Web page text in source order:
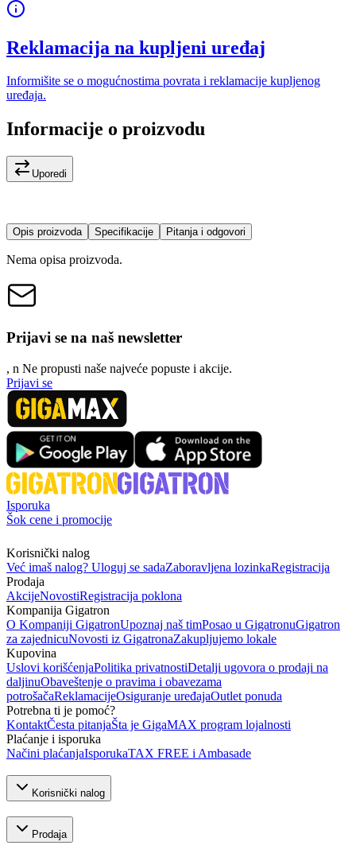
Reklamacija na kupljeni uređaj
Informišite se o mogućnostima povrata i reklamacije kupljenog
uređaja.
Informacije o proizvodu
Uporedi
Opis proizvoda Specifikacije Pitanja i odgovori
Nema opisa proizvoda.
Prijavi se na naš newsletter
, n Ne propusti naše najveće popuste i akcije.
Prijavi se
Isporuka
Šok cene i promocije
Korisnički nalog
Već imaš nalog? Uloguj se sadaZaboravljena lozinkaRegistracija
Prodaja
AkcijeNovostiRegistracija poklona
Kompanija Gigatron
O Kompaniji GigatronUpoznaj naš timPosao u GigatronuGigatron
za zajednicuNovosti iz GigatronaZakupljujemo lokale
Kupovina
Uslovi korišćenjaPolitika privatnostiDetalji ugovora o prodaji na
daljinuObaveštenje o pravima i obavezama
potrošačaReklamacijeOsiguranje uređajaOutlet ponuda
Potrebna ti je pomoć?
KontaktČesta pitanjaŠta je GigaMAX program lojalnosti
Plaćanje i isporuka
Načini plaćanjaIsporukaTAX FREE i Ambasade
Korisnički nalog
Prodaja